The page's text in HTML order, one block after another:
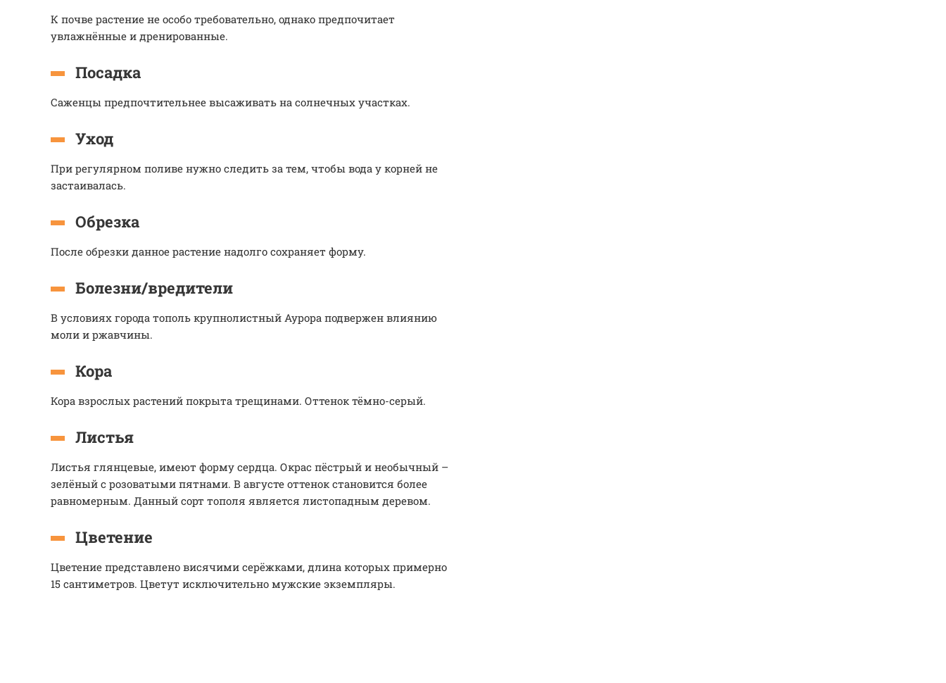
К почве растение не особо требовательно, однако предпочитает
увлажнённые и дренированные.
Посадка
Саженцы предпочтительнее высаживать на солнечных участках.
Уход
При регулярном поливе нужно следить за тем, чтобы вода у корней не
застаивалась.
Обрезка
После обрезки данное растение надолго сохраняет форму.
Болезни/вредители
В условиях города тополь крупнолистный Аурора подвержен влиянию
моли и ржавчины.
Кора
Кора взрослых растений покрыта трещинами. Оттенок тёмно-серый.
Листья
Листья глянцевые, имеют форму сердца. Окрас пёстрый и необычный –
зелёный с розоватыми пятнами. В августе оттенок становится более
равномерным. Данный сорт тополя является листопадным деревом.
Цветение
Цветение представлено висячими серёжками, длина которых примерно
15 сантиметров. Цветут исключительно мужские экземпляры.